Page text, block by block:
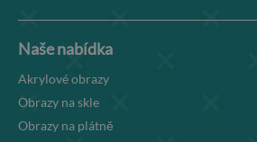
Naše nabídka
Akrylové obrazy
Obrazy na skle
Obrazy na plátně